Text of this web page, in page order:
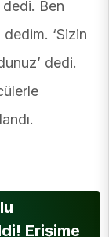
dedi. Ben
‘Sizin
dedi.
Erişime